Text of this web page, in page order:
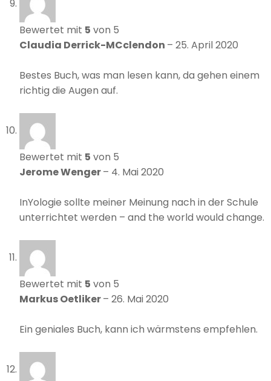
Bewertet mit 5 von 5
Claudia Derrick-MCclendon – 25. April 2020
Bestes Buch, was man lesen kann, da gehen einem
richtig die Augen auf.
Bewertet mit 5 von 5
Jerome Wenger– 4. Mai 2020
InYologie sollte meiner Meinung nach in der Schule
unterrichtet werden – and the world would change.
Bewertet mit 5 von 5
Markus Oetliker– 26. Mai 2020
Ein geniales Buch, kann ich wärmstens empfehlen.